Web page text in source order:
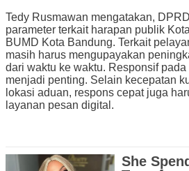
Tedy Rusmawan mengatakan,
parameter terkait harapan publik
BUMD Kota Bandung. Terkait
masih harus mengupayakan
dari waktu ke waktu. Responsif
menjadi penting. Selain kecepatan
lokasi aduan, respons cepat juga
layanan pesan digital.